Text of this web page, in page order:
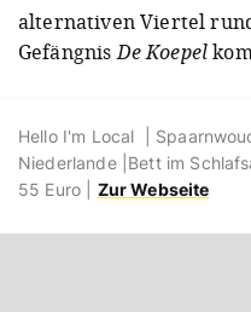
alternativen Viertel
GefängnisDe Koepel
Hello I'm Local |
Niederlande |Bett im
55 Euro | Zur Webseite